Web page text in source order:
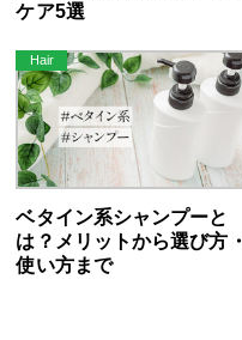
ケア5選
ベタイン系シャンプーと
は？メリットから選び方・
使い方まで